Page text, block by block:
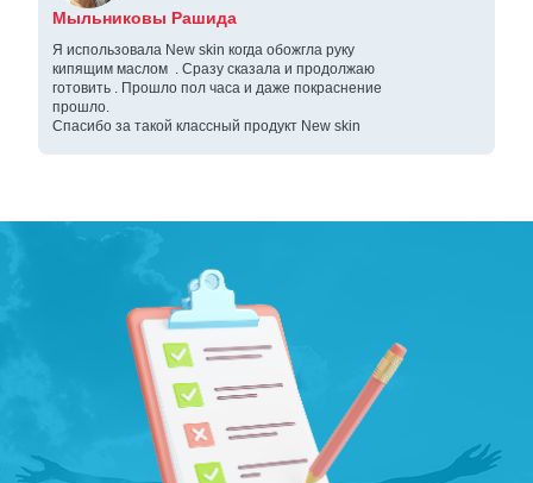
Мыльниковы Рашида
Я использовала New skin когда обожгла руку
кипящим маслом . Сразу сказала и продолжаю
готовить . Прошло пол часа и даже покраснение
прошло.
Спасибо за такой классный продукт New skin